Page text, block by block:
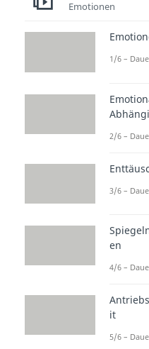
Tonfall
Wenn
oder
unseren
dem
Sprecher
Beispiel:
eine
Deshalb
mit
Emotionen
1/6 –
2/6 –
3/6 –
en
4/6 –
it
5/6 –